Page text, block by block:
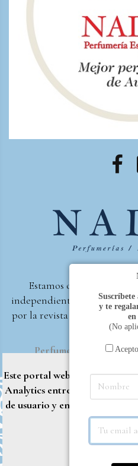
Estamos orgullosos de
independiente de España,
por la revista Beautyproof en
de
Perfumería Nadia2017 |
Este portal web utiliza
Analytics entre otros) para
de usuario y entregar
Rechazar
Más
y te
(No